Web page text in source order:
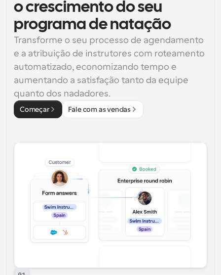
o crescimento do seu
programa de natação
Transforme o seu processo de agendamento
e a atribuição de instrutores com roteamento
automatizado, economizando tempo e
aumentando a satisfação tanto da equipe
quanto dos nadadores.
Começar Fale com as vendas